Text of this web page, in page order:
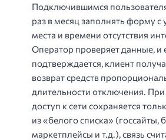
Подключившимся
раз в месяц заполнять форму с
места и времени отсутствия
Оператор проверяет данные, и
подтверждается, клиент
возврат средств
длительности отключения. При
доступ к сети сохраняется
из «белого списка» (госсайты,
маркетплейсы и т.д.), связь